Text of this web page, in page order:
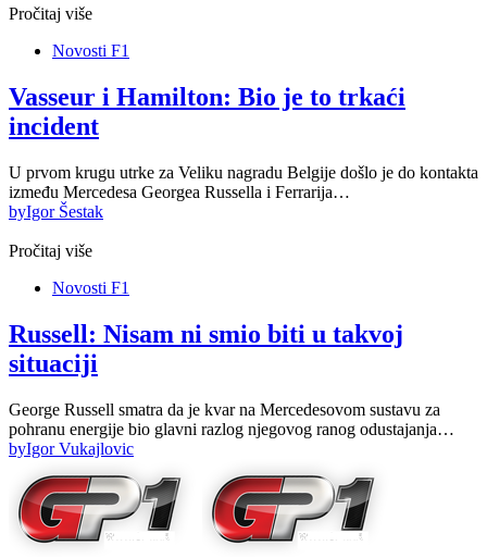
Pročitaj više
Novosti F1
Vasseur i Hamilton: Bio je to trkaći
incident
U prvom krugu utrke za Veliku nagradu Belgije došlo je do kontakta
između Mercedesa Georgea Russella i Ferrarija…
byIgor Šestak
Pročitaj više
Novosti F1
Russell: Nisam ni smio biti u takvoj
situaciji
George Russell smatra da je kvar na Mercedesovom sustavu za
pohranu energije bio glavni razlog njegovog ranog odustajanja…
byIgor Vukajlovic